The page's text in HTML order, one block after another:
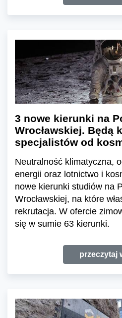
3 nowe kierunki na
Wrocławskiej. Będą
specjalistów od
Neutralność klimatyczna,
energii oraz lotnictwo i
nowe kierunki studiów na
Wrocławskiej, na które
rekrutacja. W ofercie
się w sumie 63 kierunki.
przeczytaj